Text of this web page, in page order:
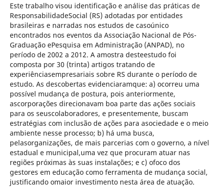
Este trabalho visou identificação e análise das práticas de
ResponsabilidadeSocial (RS) adotadas por entidades
brasileiras e narradas nos estudos de casoúnico
encontrados nos eventos da Associação Nacional de Pós-
Graduação ePesquisa em Administração (ANPAD), no
período de 2002 a 2012. A amostra desteestudo foi
composta por 30 (trinta) artigos tratando de
experiênciasempresariais sobre RS durante o período de
estudo. As descobertas evidenciaramque: a) ocorreu uma
possível mudança de postura, pois anteriormente,
ascorporações direcionavam boa parte das ações sociais
para os seuscolaboradores, e presentemente, buscam
estratégias com inclusão de ações para asociedade e o meio
ambiente nesse processo; b) há uma busca,
pelasorganizações, de mais parcerias com o governo, a nível
estadual e municipal,uma vez que procuram atuar nas
regiões próximas às suas instalações; e c) ofoco dos
gestores em educação como ferramenta de mudança social,
justificando omaior investimento nesta área de atuação.